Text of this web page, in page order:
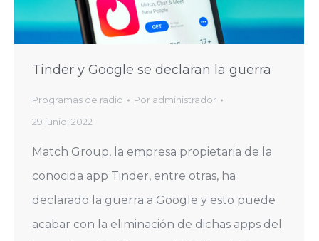
Tinder y Google se declaran la guerra
Programas de radio Por administrador
29 junio, 2022
Match Group, la empresa propietaria de la
conocida app Tinder, entre otras, ha
declarado la guerra a Google y esto puede
acabar con la eliminación de dichas apps del